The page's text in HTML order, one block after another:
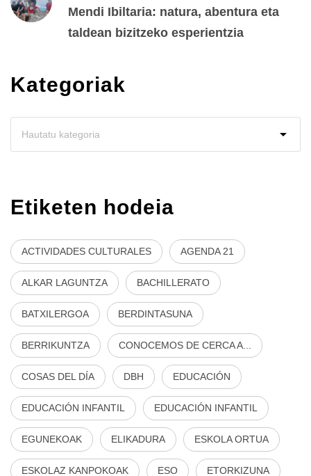
Mendi Ibiltaria: natura, abentura eta
taldean bizitzeko esperientzia
Kategoriak
Etiketen hodeia
ACTIVIDADES CULTURALES AGENDA 21
ALKAR LAGUNTZA BACHILLERATO
BATXILERGOA BERDINTASUNA
BERRIKUNTZA CONOCEMOS DE CERCA A...
COSAS DEL DÍA DBH EDUCACIÓN
EDUCACIÓN INFANTIL EDUCACIÓN INFANTIL
EGUNEKOAK ELIKADURA ESKOLA ORTUA
ESKOLAZ KANPOKOAK ESO ETORKIZUNA